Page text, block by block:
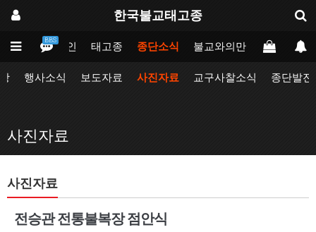
한국불교태고종
BBS
메인 태고종 종단소식 불교와의만남 업무포털
행사소식 보도자료 사진자료 교구사찰소식 종단발전
사진자료
사진자료
전승관 전통불복장 점안식